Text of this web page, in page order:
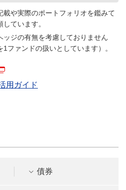
載や実際のポートフォリオを鑑みて
ています。
ッジの有無を考慮しておりません
1ファンドの扱いとしています）。
用ガイド
債券